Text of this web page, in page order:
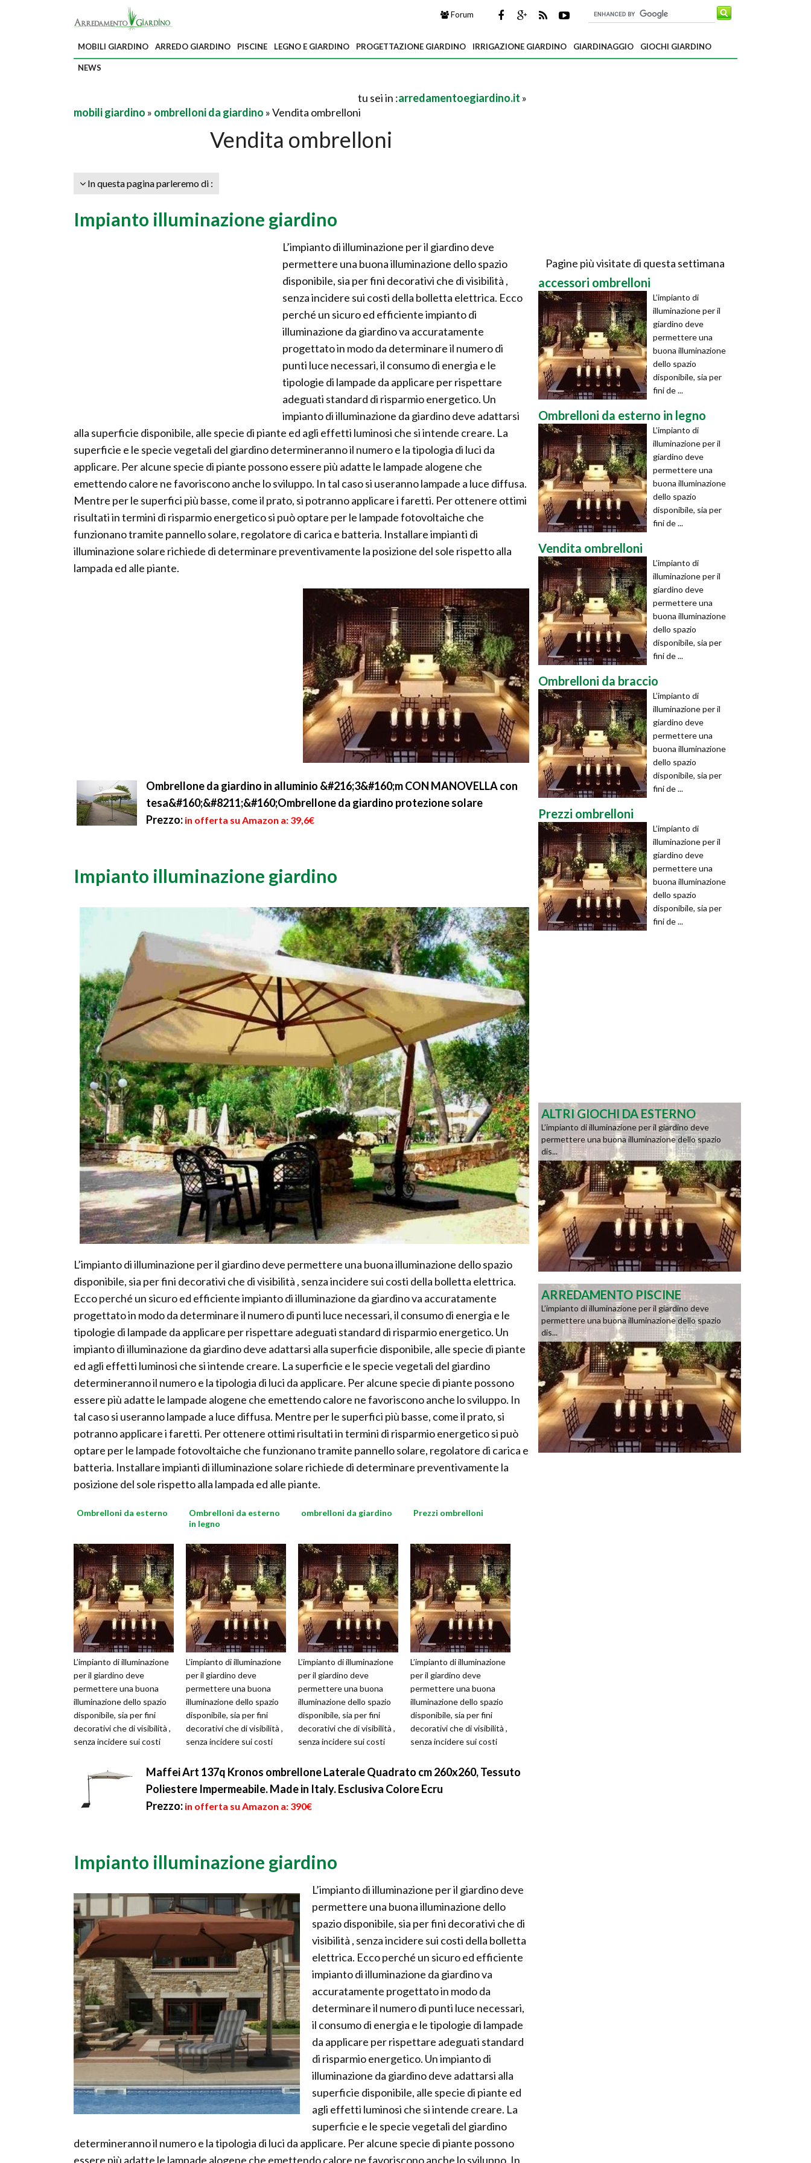
Forum
MOBILI GIARDINO ARREDO GIARDINO PISCINE LEGNO E GIARDINO PROGETTAZIONE GIARDINO IRRIGAZIONE GIARDINO GIARDINAGGIO GIOCHI GIARDINO
NEWS
tu sei in :arredamentoegiardino.it »
mobili giardino » ombrelloni da giardino » Vendita ombrelloni
Vendita ombrelloni
In questa pagina parleremo di :
Impianto illuminazione giardino
L’impianto di illuminazione per il giardino deve
permettere una buona illuminazione dello spazio
disponibile, sia per fini decorativi che di visibilità ,
senza incidere sui costi della bolletta elettrica. Ecco
perché un sicuro ed efficiente impianto di
illuminazione da giardino va accuratamente
progettato in modo da determinare il numero di
punti luce necessari, il consumo di energia e le
tipologie di lampade da applicare per rispettare
adeguati standard di risparmio energetico. Un
impianto di illuminazione da giardino deve adattarsi
alla superficie disponibile, alle specie di piante ed agli effetti luminosi che si intende creare. La
superficie e le specie vegetali del giardino determineranno il numero e la tipologia di luci da
applicare. Per alcune specie di piante possono essere più adatte le lampade alogene che
emettendo calore ne favoriscono anche lo sviluppo. In tal caso si useranno lampade a luce diffusa.
Mentre per le superfici più basse, come il prato, si potranno applicare i faretti. Per ottenere ottimi
risultati in termini di risparmio energetico si può optare per le lampade fotovoltaiche che
funzionano tramite pannello solare, regolatore di carica e batteria. Installare impianti di
illuminazione solare richiede di determinare preventivamente la posizione del sole rispetto alla
lampada ed alle piante.
Ombrellone da giardino in alluminio &#216;3&#160;m CON MANOVELLA con
tesa&#160;&#8211;&#160;Ombrellone da giardino protezione solare
Prezzo: in offerta su Amazon a: 39,6€
Impianto illuminazione giardino
L’impianto di illuminazione per il giardino deve permettere una buona illuminazione dello spazio
disponibile, sia per fini decorativi che di visibilità , senza incidere sui costi della bolletta elettrica.
Ecco perché un sicuro ed efficiente impianto di illuminazione da giardino va accuratamente
progettato in modo da determinare il numero di punti luce necessari, il consumo di energia e le
tipologie di lampade da applicare per rispettare adeguati standard di risparmio energetico. Un
impianto di illuminazione da giardino deve adattarsi alla superficie disponibile, alle specie di piante
ed agli effetti luminosi che si intende creare. La superficie e le specie vegetali del giardino
determineranno il numero e la tipologia di luci da applicare. Per alcune specie di piante possono
essere più adatte le lampade alogene che emettendo calore ne favoriscono anche lo sviluppo. In
tal caso si useranno lampade a luce diffusa. Mentre per le superfici più basse, come il prato, si
potranno applicare i faretti. Per ottenere ottimi risultati in termini di risparmio energetico si può
optare per le lampade fotovoltaiche che funzionano tramite pannello solare, regolatore di carica e
batteria. Installare impianti di illuminazione solare richiede di determinare preventivamente la
posizione del sole rispetto alla lampada ed alle piante.
Ombrelloni da esterno
L’impianto di illuminazione
per il giardino deve
permettere una buona
illuminazione dello spazio
disponibile, sia per fini
decorativi che di visibilità ,
senza incidere sui costi
Ombrelloni da esterno
in legno
L’impianto di illuminazione
per il giardino deve
permettere una buona
illuminazione dello spazio
disponibile, sia per fini
decorativi che di visibilità ,
senza incidere sui costi
ombrelloni da giardino
L’impianto di illuminazione
per il giardino deve
permettere una buona
illuminazione dello spazio
disponibile, sia per fini
decorativi che di visibilità ,
senza incidere sui costi
Prezzi ombrelloni
L’impianto di illuminazione
per il giardino deve
permettere una buona
illuminazione dello spazio
disponibile, sia per fini
decorativi che di visibilità ,
senza incidere sui costi
Maffei Art 137q Kronos ombrellone Laterale Quadrato cm 260x260, Tessuto
Poliestere Impermeabile. Made in Italy. Esclusiva Colore Ecru
Prezzo: in offerta su Amazon a: 390€
Impianto illuminazione giardino
L’impianto di illuminazione per il giardino deve
permettere una buona illuminazione dello
spazio disponibile, sia per fini decorativi che di
visibilità , senza incidere sui costi della bolletta
elettrica. Ecco perché un sicuro ed efficiente
impianto di illuminazione da giardino va
accuratamente progettato in modo da
determinare il numero di punti luce necessari,
il consumo di energia e le tipologie di lampade
da applicare per rispettare adeguati standard
di risparmio energetico. Un impianto di
illuminazione da giardino deve adattarsi alla
superficie disponibile, alle specie di piante ed
agli effetti luminosi che si intende creare. La
superficie e le specie vegetali del giardino
determineranno il numero e la tipologia di luci da applicare. Per alcune specie di piante possono
essere più adatte le lampade alogene che emettendo calore ne favoriscono anche lo sviluppo. In
Pagine più visitate di questa settimana
accessori ombrelloni
L’impianto di
illuminazione per il
giardino deve
permettere una
buona illuminazione
dello spazio
disponibile, sia per
fini de ...
Ombrelloni da esterno in legno
L’impianto di
illuminazione per il
giardino deve
permettere una
buona illuminazione
dello spazio
disponibile, sia per
fini de ...
Vendita ombrelloni
L’impianto di
illuminazione per il
giardino deve
permettere una
buona illuminazione
dello spazio
disponibile, sia per
fini de ...
Ombrelloni da braccio
L’impianto di
illuminazione per il
giardino deve
permettere una
buona illuminazione
dello spazio
disponibile, sia per
fini de ...
Prezzi ombrelloni
L’impianto di
illuminazione per il
giardino deve
permettere una
buona illuminazione
dello spazio
disponibile, sia per
fini de ...
ALTRI GIOCHI DA ESTERNO
L’impianto di illuminazione per il giardino deve
permettere una buona illuminazione dello spazio
dis...
ARREDAMENTO PISCINE
L’impianto di illuminazione per il giardino deve
permettere una buona illuminazione dello spazio
dis...